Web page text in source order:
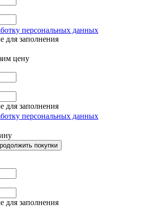
персональных данных
для заполнения
цену
для заполнения
персональных данных
покупки
для заполнения